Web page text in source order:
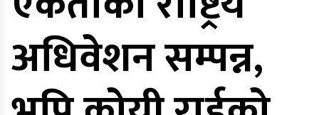
अधिवेशन सम्पन्न,